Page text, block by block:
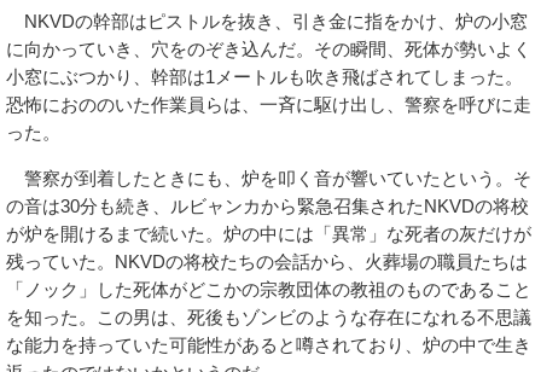
NKVDの幹部はピストルを抜き、引き金に指をかけ、炉の小窓
に向かっていき、穴をのぞき込んだ。その瞬間、死体が勢いよく
小窓にぶつかり、幹部は1メートルも吹き飛ばされてしまった。
恐怖におののいた作業員らは、一斉に駆け出し、警察を呼びに走
った。
警察が到着したときにも、炉を叩く音が響いていたという。そ
の音は30分も続き、ルビャンカから緊急召集されたNKVDの将校
が炉を開けるまで続いた。炉の中には「異常」な死者の灰だけが
残っていた。NKVDの将校たちの会話から、火葬場の職員たちは
「ノック」した死体がどこかの宗教団体の教祖のものであること
を知った。この男は、死後もゾンビのような存在になれる不思議
な能力を持っていた可能性があると噂されており、炉の中で生き